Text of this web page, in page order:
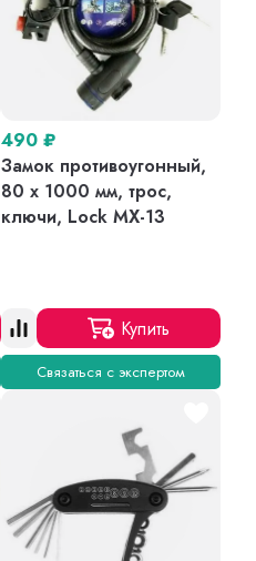
490 ₽
Замок противоугонный,
80 х 1000 мм, трос,
ключи, Lock MX-13
Купить
Связаться с экспертом